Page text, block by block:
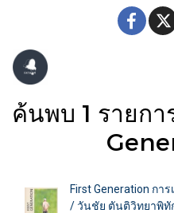
ค้นพบ 1 รายก
First Generation ก
/ วันชัย ตันติวิทยาพิทั